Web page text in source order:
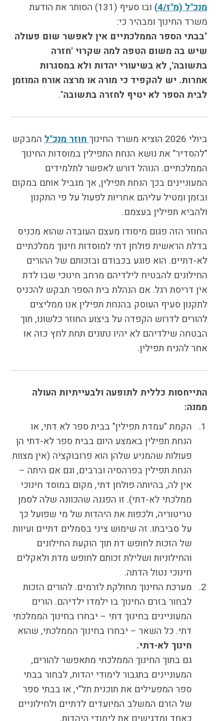
מנכ"ל (מ"ז/4)
ובו סעיף (131) הסותר את הודעת
משרד החינוך ומבהיר כי:
"בבתי הספר הממלכתיים אין לאפשר שום פעולה
שיש בה משום הטפה למה שקרוי 'חזרה
בתשובה', לא בשיעורי יהדות ולא במסגרות
אחרות. יש להקפיד כי מורה או מרצה אורח המוזמן
לבית הספר לא יטיף לחזרה בתשובה".
ביולי 2026 הוציא משרד החינוך חוזר מנכ"להמבקש
"להסדיר" את נושא הנחת התפילין במוסדות החינוך
הממלכתיים. הנוהל דורש לאפשר לתלמידים
המעוניינים בכך הנחת תפילין, אך מגביל אותם במקום
ובזמן ומטיל עליהם אחריות לפעול על פי התקנון
ולהביא תפילין בעצמם.
החוזר הזה פגום מיסודו מעצם העובדה שהוא מכניס
בדלת הראשית פולחן דתי למוסדות חינוך ממלכתיים
לא-דתיים. הוא פוגע בכבודם ובזכותם של ההורים
החילונים להבטיח לילדיהם מרחב חינוכי שבו לדת
אין דריסת רגל. אם הנהלת בית הספר תבקש להכניס
לתקנון סעיף העוסק בהנחת תפילין אנו ממליצים
להורים לדרוש הקפדה על ביצוע החוזר כלשונו, תוך
הבטחה שילדיהם לא יהיו נתונים תחת לחץ כזה או
אחר להניח תפילין.
התייחסות כללית לתופעה ולבעייתיות העולה
ממנה:
הקמת "עמדת תפילין" בבית ספר לא דתי, או
הנחת תפילין באמצע היום בבית ספר לא-דתי הן
פעולות שהמניע שלהן הוא פרובוקציה (אין מצוות
הנחת תפילין בפרהסיה וברבים, וגם אם היתה –
אין לה, בהיותה פולחן דתי, מקום במוסד חינוכי
ממלכתי לא-דתי). זו הפגנה שהכוונה שלה לסמן
טריטוריה, ולכפות את היהדות של מי שפועל כך
על סביבתו. זה שימוש ציני בסמלים דתיים ועיוות
של הזכות לחופש דת תוך הוקעת החילונים
והחילוניות ושלילת זכותם לחופש מדת ולאקלים
חינוכי נטול הדתה.
מערכת החינוך מחולקת לזרמים. להורים הזכות
לבחור בזרם החינוך בו ילמדו ילדיהם. הורים
המעוניינים בחינוך דתי – יבחרו בחינוך הממלכתי
דתי. כל השאר – יבחרו בחינוך הממלכתי, שהוא
חינוך לא-דתי.
גם בתוך החינוך הממלכתי מתאפשר להורים,
המעוניינים בתגבור לימודי יהדות, לבחור בבתי
ספר המפעילים את תוכנית תל"י, או בבתי ספר
של הזרם המשלב המיועדים לדתיים ולחילוניים